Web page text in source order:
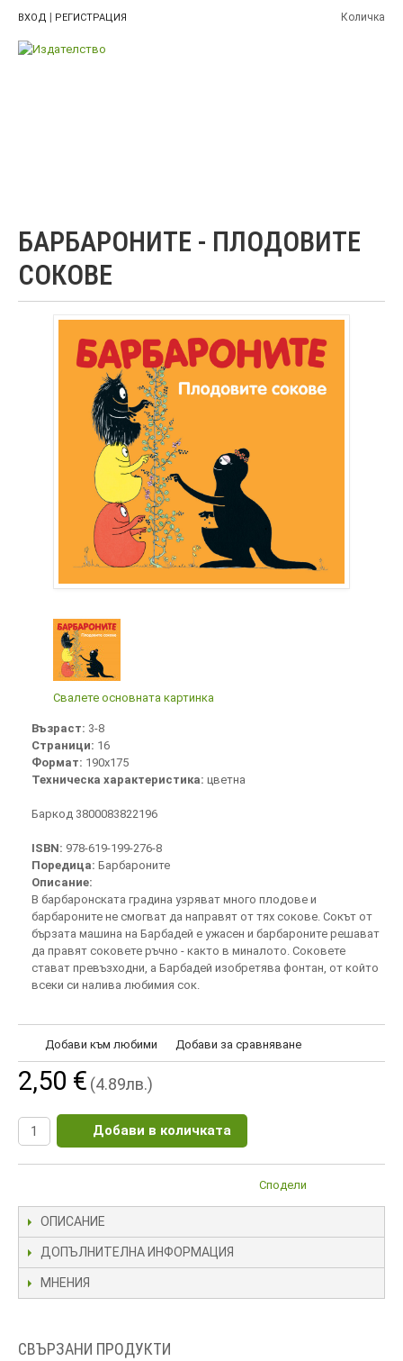
ВХОД | РЕГИСТРАЦИЯ Количка
БАРБАРОНИТЕ - ПЛОДОВИТЕ
СОКОВЕ
Свалете основната картинка
Възраст: 3-8
Страници: 16
Формат: 190х175
Техническа характеристика: цветна
Баркод 3800083822196
ISBN: 978-619-199-276-8
Поредица: Барбароните
Описание:
В барбаронската градина узряват много плодове и
барбароните не смогват да направят от тях сокове. Сокът от
бързата машина на Барбадей е ужасен и барбароните решават
да правят соковете ръчно - както в миналото. Соковете
стават превъзходни, а Барбадей изобретява фонтан, от който
всеки си налива любимия сок.
Добави към любими Добави за сравняване
2,50 € (4.89лв.)
Добави в количката
Сподели
ОПИСАНИЕ
ДОПЪЛНИТЕЛНА ИНФОРМАЦИЯ
МНЕНИЯ
СВЪРЗАНИ ПРОДУКТИ